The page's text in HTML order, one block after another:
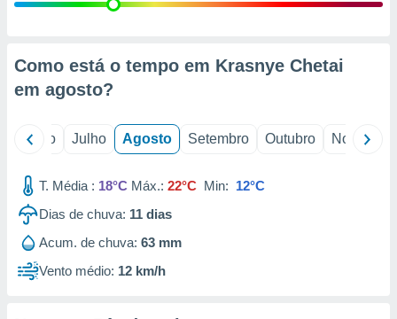
estudos
1199
Como está o tempo em Krasnye Chetai
em agosto?
Junho Julho Agosto Setembro Outubro Novembro
T. Média : 18°C Máx.: 22°C Min: 12°C
Dias de chuva: 11 dias
Acum. de chuva: 63 mm
Vento médio: 12 km/h